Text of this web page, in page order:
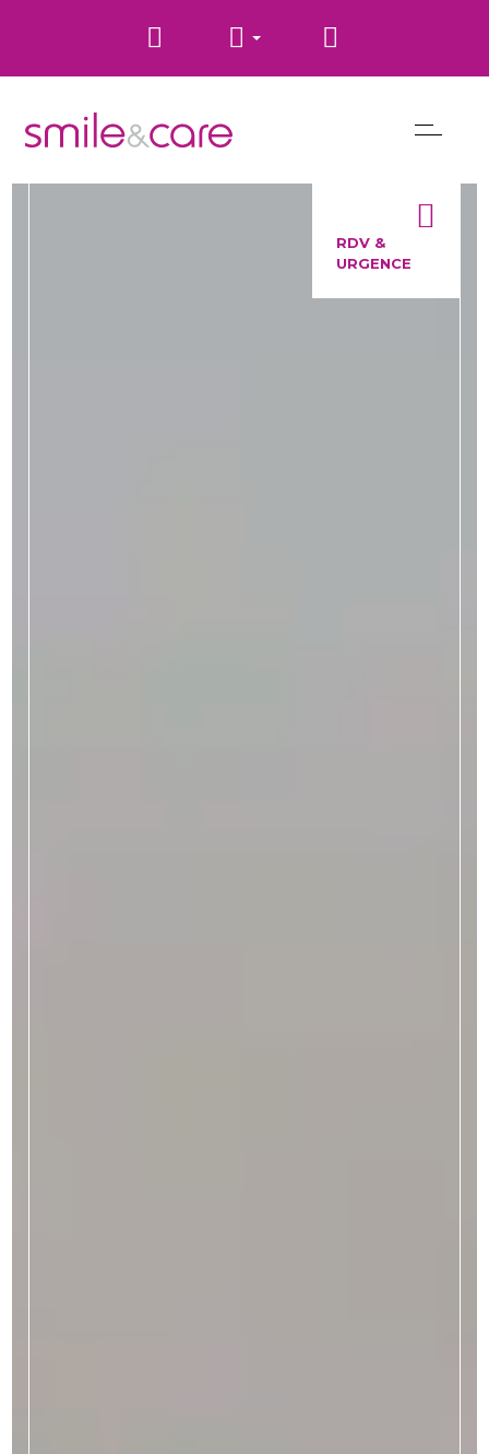
RDV &
URGENCE